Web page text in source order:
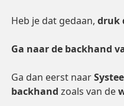
Heb je dat gedaan, druk
Ga naar de backhand
Ga dan eerst naar
backhand zoals van de